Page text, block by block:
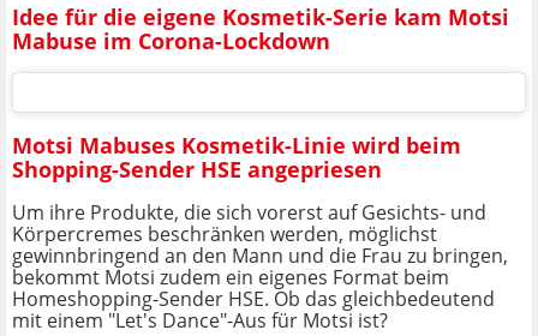
Idee für die eigene Kosmetik-Serie kam Motsi
Mabuse im Corona-Lockdown
Motsi Mabuses Kosmetik-Linie wird beim
Shopping-Sender HSE angepriesen
Um ihre Produkte, die sich vorerst auf Gesichts- und
Körpercremes beschränken werden, möglichst
gewinnbringend an den Mann und die Frau zu bringen,
bekommt Motsi zudem ein eigenes Format beim
Homeshopping-Sender HSE. Ob das gleichbedeutend
mit einem "Let's Dance"-Aus für Motsi ist?